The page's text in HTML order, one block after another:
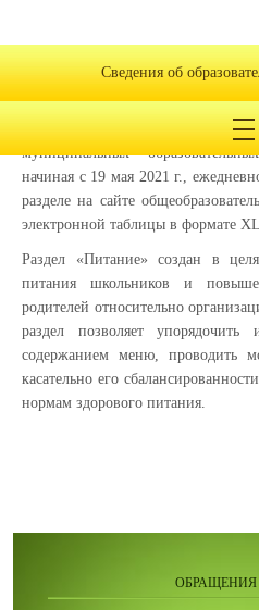
автоматического
горячего питания обучающихся
начального общего
муниципальных
начиная с 19 мая 2021 г.,
разделе на сайте
электронной таблицы в формате
Раздел «Питание» создан в
питания школьников и
родителей относительно
раздел позволяет упорядочить
содержанием меню, проводить
касательно его
нормам здорового питания.
ОБРАЩЕНИЯ
Сведения об